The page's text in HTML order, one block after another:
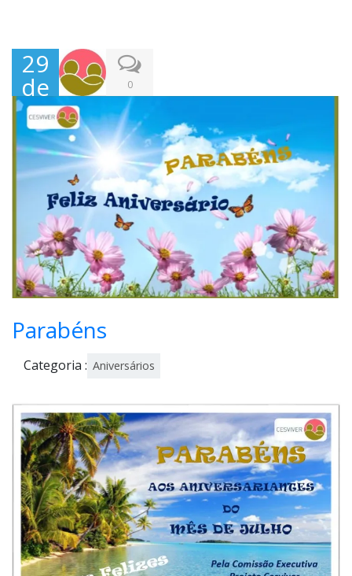
29
de
Julh
o,
202
1
0
Parabéns
Categoria : Aniversários